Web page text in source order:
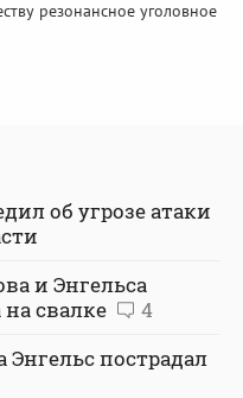
резонансное уголовное
об угрозе атаки
и Энгельса
свалке
4
пострадал